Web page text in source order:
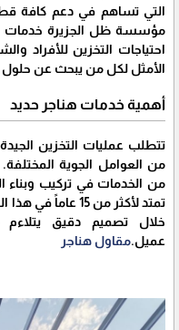
التي تساهم في دعم كافة
مؤسسة ظل الجزيرة خدمات
احتياجات التخزين للأفراد
الأمثل لكل من يبحث عن حلول
أهمية خدمات هناجر حديد
تتطلب عمليات التخزين الجيدة
من العوامل الجوية
من الخدمات في تركيب وبناء
تمتد لأكثر من
خلال تصميم دقيق يتلاءم
عميل.مقاول هناجر